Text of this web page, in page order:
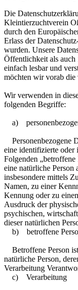
Die
Kleintierzuchtverein
durch den
Erlass der
wurden. Unsere
Öffentlichkeit als auch
einfach lesbar und
möchten wir vorab
Wir verwenden in
folgenden Begriffe:
a)
Personenbezogene
eine identifizierte oder
Folgenden
eine natürliche Person
insbesondere mittels
Namen, zu einer
Kennung oder zu
Ausdruck der
psychischen,
dieser natürlichen
b) betroffene
Betroffene Person
natürliche Person,
Verarbeitung
c) Verarbeitung